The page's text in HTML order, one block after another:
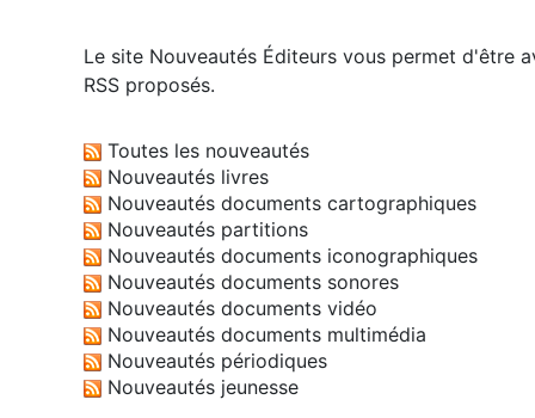
Le site Nouveautés Éditeurs vous permet d'être
RSS proposés.
Toutes les nouveautés
Nouveautés livres
Nouveautés documents cartographiques
Nouveautés partitions
Nouveautés documents iconographiques
Nouveautés documents sonores
Nouveautés documents vidéo
Nouveautés documents multimédia
Nouveautés périodiques
Nouveautés jeunesse